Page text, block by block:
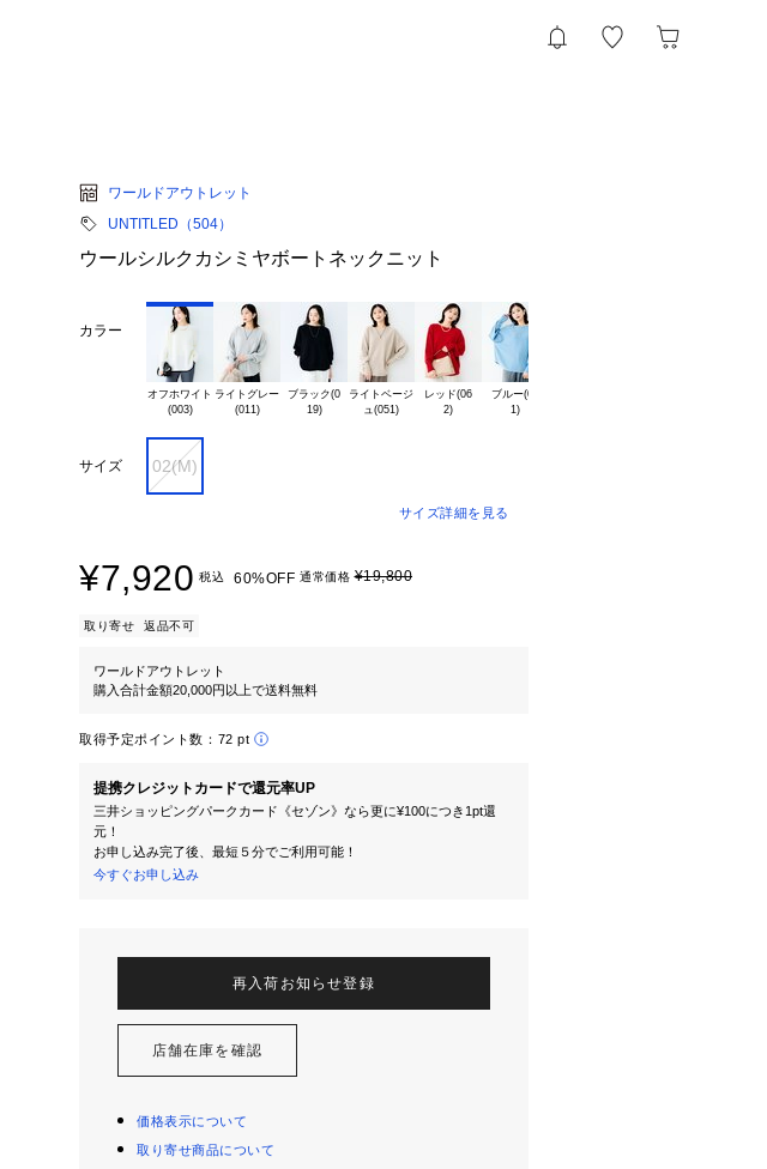
ワールドアウトレット
UNTITLED（504）
ウールシルクカシミヤボートネックニット
カラー
オフホワイト
(003)
ライトグレー
(011)
ブラック(0
19)
ライトベージ
レッド(06
ブルー(09
サイズ 02(M)
サイズ詳細を見る
¥7,920 税込 60%OFF 通常価格¥19,800
取り寄せ 返品不可
ワールドアウトレット
購入合計金額20,000円以上で送料無料
取得予定ポイント数： 72 pt
提携クレジットカードで還元率UP
三井ショッピングパークカード《セゾン》なら更に¥100につき1pt還
元！
お申し込み完了後、最短５分でご利用可能！
今すぐお申し込み
再入荷お知らせ登録
店舗在庫を確認
価格表示について
取り寄せ商品について